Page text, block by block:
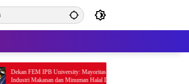
IPB University: Mayoritas Suplai
Makanan dan Minuman Halal Dikuasai